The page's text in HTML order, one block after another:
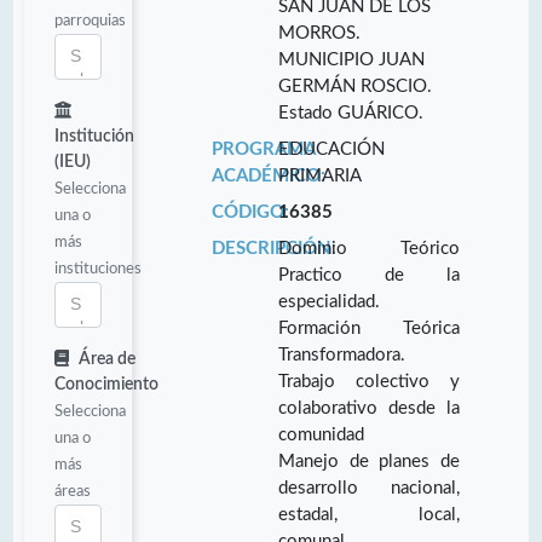
parroquias
Institución
(IEU)
Selecciona
una o
más
instituciones
Área de
Conocimiento
Selecciona
una o
más
áreas
SAN JUAN DE LOS
MORROS.
MUNICIPIO JUAN
GERMÁN ROSCIO.
Estado GUÁRICO.
PROGRAMA
ACADÉMICO:
EDUCACIÓN
PRIMARIA
CÓDIGO:16385
DESCRIPCIÓN:Dominio Teórico
Practico de la
especialidad.
Formación Teórica
Transformadora.
Trabajo colectivo y
colaborativo desde la
comunidad
Manejo de planes de
desarrollo nacional,
estadal, local,